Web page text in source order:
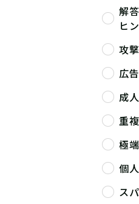
解
ヒ
攻
広
成
重
極
個
ス